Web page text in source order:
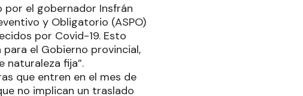
el gobernador Insfrán
y Obligatorio (ASPO)
por Covid-19. Esto
el Gobierno provincial,
naturaleza fija”.
que entren en el mes de
no implican un traslado